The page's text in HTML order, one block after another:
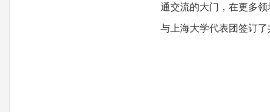
通交流的大门，在更多
与上海大学代表团签订了